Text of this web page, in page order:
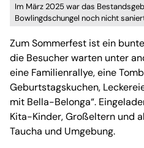
Im März 2025 war das
Bowlingdschungel noch nicht
Zum Sommerfest ist ein
die Besucher warten unter
eine Familienrallye, eine
Geburtstagskuchen,
mit Bella-Belonga“.
Kita-Kinder, Großeltern und
Taucha und Umgebung.